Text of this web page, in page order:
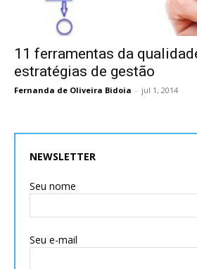
11 ferramentas da
estratégias de gestão
Fernanda de Oliveira Bidoia - jul 1, 2014
NEWSLETTER
Seu nome
Seu e-mail